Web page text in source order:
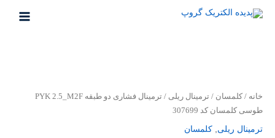
پرش
خانه / کلمسان / ترمینال ریلی
/ ترمینال فشاری دو طبقه PYK 2.5_M2F
طوسی کلمسان کد 307699
ترمینال ریلی, کلمسان